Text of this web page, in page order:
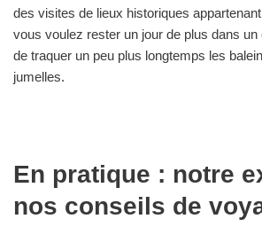
des visites de lieux historiques
vous voulez rester un jour de plus dans un
de traquer un peu plus longtemps les
jumelles.
En pratique : notre
nos conseils de